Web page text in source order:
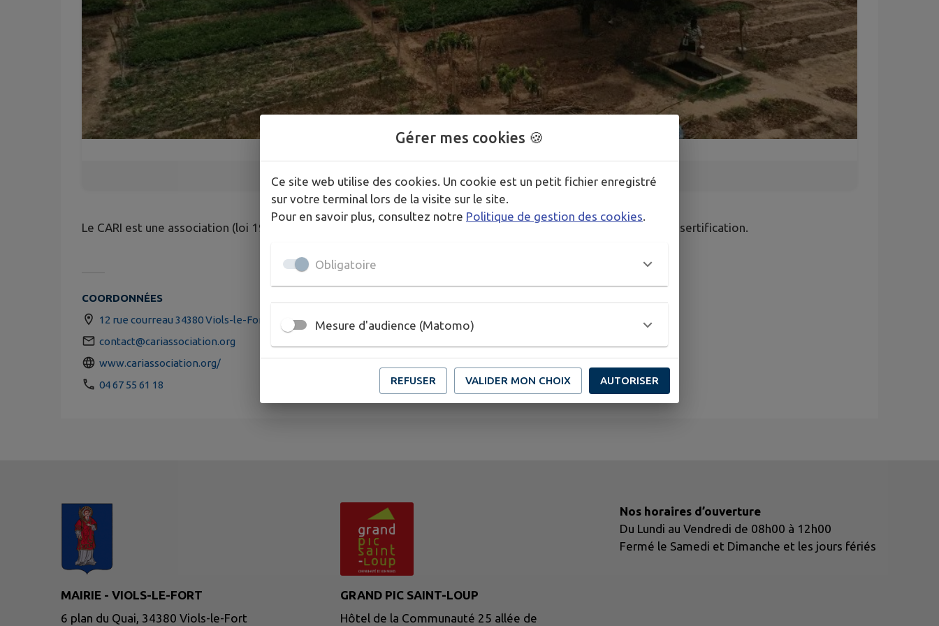
1/1
Le CARI est une association (loi 1901) de solidarité internationale qui agit depuis 1998 dans la lutte contre la désertification.
COORDONNÉES
12 rue courreau 34380 Viols-le-Fort
contact@cariassociation.org
www.cariassociation.org/
04 67 55 61 18
MAIRIE - VIOLS-LE-FORT
6 plan du Quai, 34380 Viols-le-Fort
GRAND PIC SAINT-LOUP
Hôtel de la Communauté 25 allée de
Nos horaires d’ouverture
Du Lundi au Vendredi de 08h00 à 12h00
Fermé le Samedi et Dimanche et les jours fériés
Gérer mes cookies 🍪
Ce site web utilise des cookies. Un cookie est un petit fichier enregistré
sur votre terminal lors de la visite sur le site.
Pour en savoir plus, consultez notre Politique de gestion des cookies.
Obligatoire
Mesure d'audience (Matomo)
REFUSER VALIDER MON CHOIX AUTORISER